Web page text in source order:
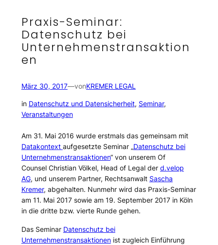
Praxis-Seminar:
Datenschutz bei
Unternehmenstransaktion
en
März 30, 2017—vonKREMER LEGAL
in Datenschutz und Datensicherheit, Seminar
Veranstaltungen
Am 31. Mai 2016 wurde erstmals das gemeinsam mit
Datakontext aufgesetzte Seminar „Datenschutz bei
Unternehmenstransaktionen“ von unserem Of
Counsel Christian Völkel, Head of Legal der d.velop
AG, und unserem Partner, Rechtsanwalt Sascha
Kremer, abgehalten. Nunmehr wird das Praxis-Seminar
am 11. Mai 2017 sowie am 19. September 2017 in Köln
in die dritte bzw. vierte Runde gehen.
Das Seminar Datenschutz bei
Unternehmenstransaktionenist zugleich Einführung